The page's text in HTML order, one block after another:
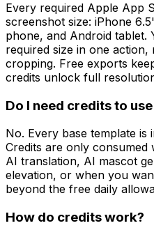
Every required Apple App
screenshot size: iPhone
phone, and Android tablet.
required size in one
cropping. Free exports
credits unlock full
Do I need credits to
No. Every base template is
Credits are only
AI translation, AI mascot
elevation, or when you
beyond the free daily
How do credits work?